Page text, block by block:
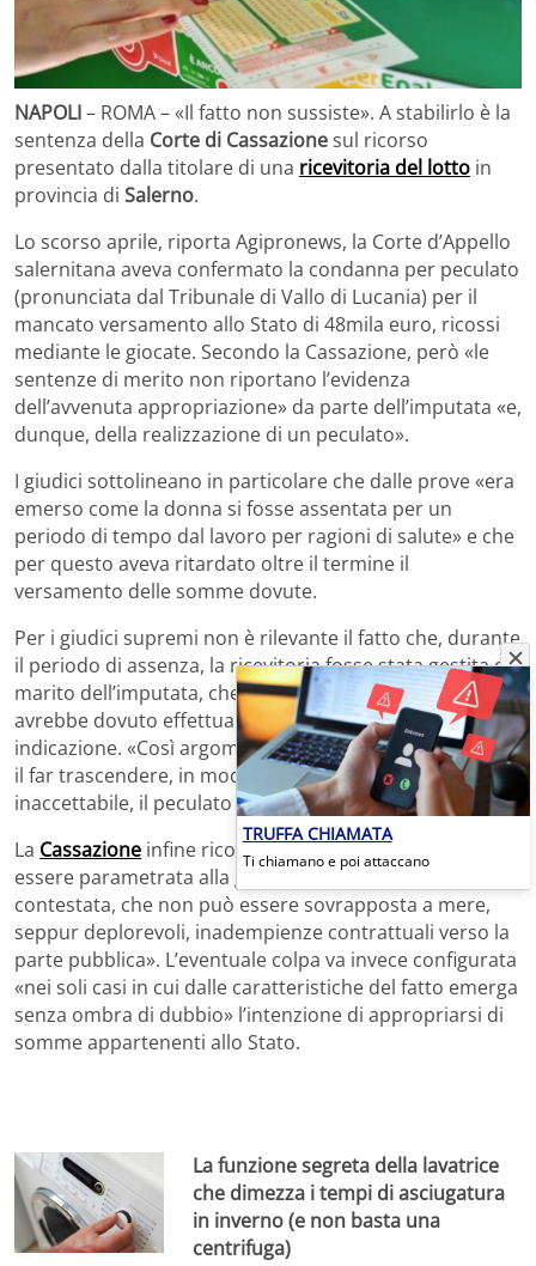
NAPOLI– ROMA – «Il fatto non sussiste». A stabilirlo è la
sentenza della Corte di Cassazionesul ricorso
presentato dalla titolare di una ricevitoria del lotto in
provincia di Salerno.
Lo scorso aprile, riporta Agipronews, la Corte d’Appello
salernitana aveva confermato la condanna per peculato
(pronunciata dal Tribunale di Vallo di Lucania) per il
mancato versamento allo Stato di 48mila euro, ricossi
mediante le giocate. Secondo la Cassazione, però «le
sentenze di merito non riportano l’evidenza
dell’avvenuta appropriazione» da parte dell’imputata «e,
dunque, della realizzazione di un peculato».
I giudici sottolineano in particolare che dalle prove «era
emerso come la donna si fosse assentata per un
periodo di tempo dal lavoro per ragioni di salute» e che
per questo aveva ritardato oltre il termine il
versamento delle somme dovute.
Per i giudici supremi non è rilevante il fatto che, durante
il periodo di assenza, la ricevitoria fosse stata gestita dal
marito dell’imputata, che – secondo la Corte d’Appello –
avrebbe dovuto effettuare i versamenti su sua
indicazione. «Così argomentando, si finirebbe infatti con
il far trascendere, in modo tanto surrettizio quanto
inaccettabile, il peculato in delitto colposo».
La Cassazione infine ricorda che la sanzione «deve
essere parametrata alla gravità della condotta
contestata, che non può essere sovrapposta a mere,
seppur deplorevoli, inadempienze contrattuali verso la
parte pubblica». L’eventuale colpa va invece configurata
«nei soli casi in cui dalle caratteristiche del fatto emerga
senza ombra di dubbio» l’intenzione di appropriarsi di
somme appartenenti allo Stato.
La funzione segreta della lavatrice
che dimezza i tempi di asciugatura
in inverno (e non basta una
centrifuga)
TRUFFA CHIAMATA
Ti chiamano e poi attaccano